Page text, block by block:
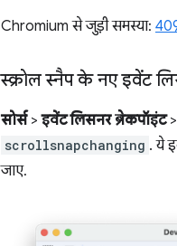
Chromium से जुड़ी समस्या:
स्क्रोल स्नैप के नए इवेंट
सोर्स>इवेंट लिसनर ब्रेकपॉइंट
scrollsnapchanging . ये
जाए.